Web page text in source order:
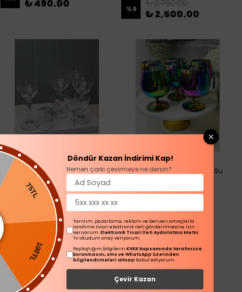
₺ 490.00 %9 ₺ 2,750.00
₺ 2,500.00
Olbin 6 Kişilik Üzüm Model
Meşrubat/Kahve Yanı Su
Bardağı
₺ 1,900.00
₺ 1,200.00
Öcal Home
Calvin 6 Kişilik Meşrubat & Su
₺ 2,200.00
75TL
100TL
Döndür Kazan İndirimi Kap!
Hemen çarkı çevirmeye ne dersin?
Tanıtım, pazarlama, reklam ve benzeri amaçlarla
tarafıma ticari elektronik ileti gönderilmesine izin
veriyorum.Elektronik Ticari İleti Aydınlatma Metni
'ni okudum onay veriyorum.
Paylaştığım bilgilerin KVKK kapsamında tarafınızca
korunmasını, sms ve WhatsApp üzerinden
bilgilendirmeleri almayı kabul ediyorum.
Çevir Kazan